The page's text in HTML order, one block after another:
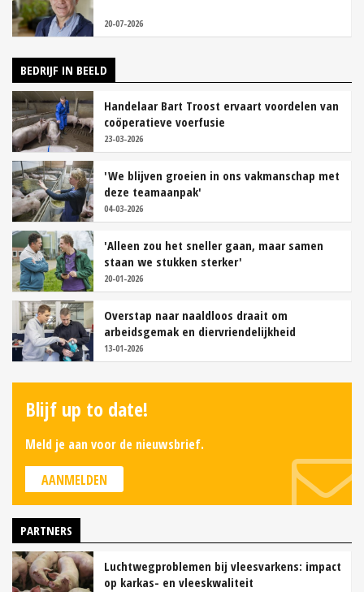
20-07-2026
BEDRIJF IN BEELD
Handelaar Bart Troost ervaart voordelen van
coöperatieve voerfusie
23-03-2026
'We blijven groeien in ons vakmanschap met
deze teamaanpak'
04-03-2026
'Alleen zou het sneller gaan, maar samen
staan we stukken sterker'
20-01-2026
Overstap naar naaldloos draait om
arbeidsgemak en diervriendelijkheid
13-01-2026
Blijf up to date!
Meld je aan voor de nieuwsbrief.
AANMELDEN
PARTNERS
Luchtwegproblemen bij vleesvarkens: impact
op karkas- en vleeskwaliteit